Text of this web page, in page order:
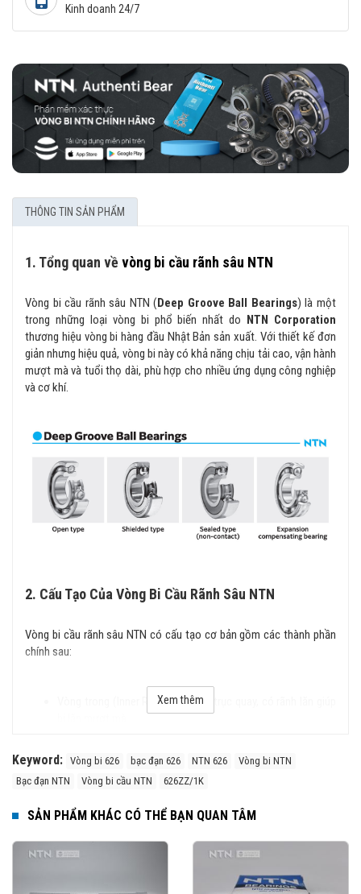
Kinh doanh 24/7
THÔNG TIN SẢN PHẨM
1. Tổng quan về vòng bi cầu rãnh sâu NTN
Vòng bi cầu rãnh sâu NTN (Deep Groove Ball Bearings) là một
trong những loại vòng bi phổ biến nhất do NTN Corporation
thương hiệu vòng bi hàng đầu Nhật Bản sản xuất. Với thiết kế đơn
giản nhưng hiệu quả, vòng bi này có khả năng chịu tải cao, vận hành
mượt mà và tuổi thọ dài, phù hợp cho nhiều ứng dụng công nghiệp
và cơ khí.
2. Cấu Tạo Của Vòng Bi Cầu Rãnh Sâu NTN
Vòng bi cầu rãnh sâu NTN có cấu tạo cơ bản gồm các thành phần
chính sau:
Vòng trong (Inner Ring): Lắp trên trục quay, có rãnh lăn giúp
Bi cầu (Balls): Các viên bi hình cầu giúp giảm ma sát và
truyền tải trọng.
Lồng bi (Cage): Giữ các viên bi cố định, giúp phân bổ đều lực
Nắp chắn (Shields) hoặc phớt chặn (Seals) (tùy loại): Bảo
Xem thêm
Keyword: Vòng bi 626 bạc đạn 626 NTN 626
Vòng bi NTN
Bạc đạn NTN
Vòng bi cầu NTN 626ZZ/1K
SẢN PHẨM KHÁC CÓ THỂ BẠN QUAN TÂM